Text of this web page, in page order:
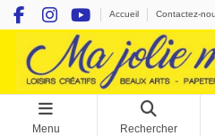
Accueil Contactez-
Menu Rechercher